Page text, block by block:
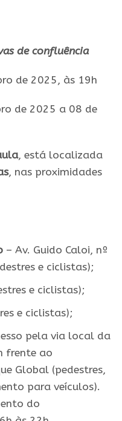
de confluência
de 2025, às 19h
de 2025 a 08 de
, está localizada
, nas proximidades
– Av. Guido Caloi, nº
e ciclistas);
e ciclistas);
e ciclistas);
pela via local da
frente ao
Global (pedestres,
para veículos).
do